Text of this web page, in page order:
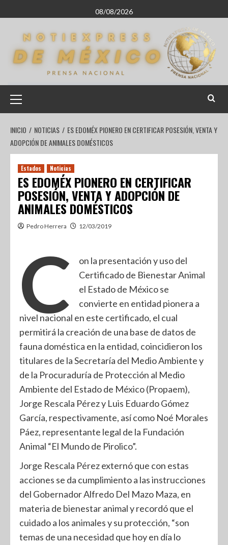
08/08/2026
INICIO NOTICIAS
ES EDOMÉX PIONERO EN CERTIFICAR POSESIÓN, VENTA Y
ADOPCIÓN DE ANIMALES DOMÉSTICOS
Estados Noticias
ES EDOMÉX PIONERO EN CERTIFICAR
POSESIÓN, VENTA Y ADOPCIÓN DE
ANIMALES DOMÉSTICOS
Pedro Herrera 12/03/2019
C
on la presentación y uso del
Certificado de Bienestar Animal
el Estado de México se
convierte en entidad pionera a
nivel nacional en este certificado, el cual
permitirá la creación de una base de datos de
fauna doméstica en la entidad, coincidieron los
titulares de la Secretaría del Medio Ambiente y
de la Procuraduría de Protección al Medio
Ambiente del Estado de México (Propaem),
Jorge Rescala Pérez y Luis Eduardo Gómez
García, respectivamente, así como Noé Morales
Páez, representante legal de la Fundación
Animal “El Mundo de Pirolico”.
Jorge Rescala Pérez externó que con estas
acciones se da cumplimiento a las instrucciones
del Gobernador Alfredo Del Mazo Maza, en
materia de bienestar animal y recordó que el
cuidado a los animales y su protección, “son
temas de una necesidad que hoy en día lo